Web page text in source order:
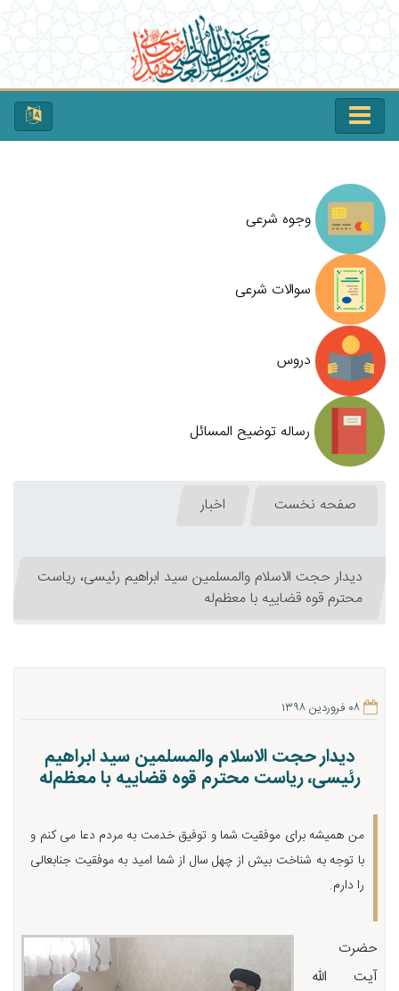
وجوه شرعی
سوالات شرعی
دروس
رساله توضیح المسائل
صفحه نخست اخبار
دیدار حجت الاسلام والمسلمین سید ابراهیم رئیسی، ریاست
محترم قوه قضاییه با معظم‌له
۰۸ فروردین ۱۳۹۸
دیدار حجت الاسلام والمسلمین سید ابراهیم
رئیسی، ریاست محترم قوه قضاییه با معظم‌له
من همیشه برای موفقیت شما و توفیق خدمت به مردم دعا می کنم و
با توجه به شناخت بیش از چهل سال از شما امید به موفقیت جنابعالی
را دارم.
حضرت
آیت الله